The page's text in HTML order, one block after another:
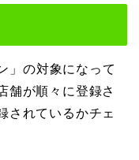
」の対象になって
舗が順々に登録さ
されているかチェ